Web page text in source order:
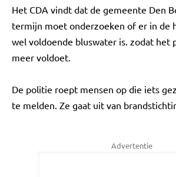
Het CDA vindt dat de gemeente Den
termijn moet onderzoeken of er in de
wel voldoende bluswater is. zodat het
meer voldoet.
De politie roept mensen op die iets
te melden. Ze gaat uit van
Advertentie